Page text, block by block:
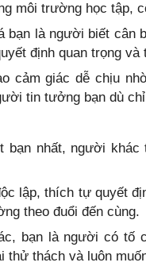
môi trường học tập,
bạn là người biết cân
định quan trọng
cảm giác dễ chịu
tin tưởng bạn dù
bạn nhất, người
lập, thích tự quyết
theo đuổi đến cùng.
bạn là người có tố
thử thách và luôn